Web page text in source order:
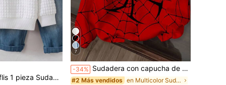
niño, etiqueta minimalista con letras, top de manga larga con parche de letras, adecuado para uso casual diario en la escuela
7
-34% Sudadera con capucha de punto suave y cómoda con estilo deportivo de dibujos animados de araña linda y minimalista para niños pequeños, adecuada para otoño/invierno
#2 Más vendidos en Multicolor Sudaderas para bebés niños